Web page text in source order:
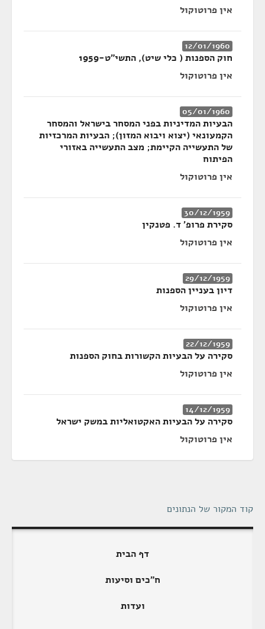
אין פרוטוקול
12/01/1960
חוק הספנות ( כלי שיט), התשי"ט-1959
אין פרוטוקול
05/01/1960
הבעיות המדיניות בפני המסחר בישראל והמסחר
הקמעונאי (יצוא ויבוא המזון); הבעיות המרכזיות
של התעשייה הקיימת; מצב התעשייה באזורי
הפיתוח
אין פרוטוקול
30/12/1959
סקירת פרופ' ד. פטנקין
אין פרוטוקול
29/12/1959
דיון בעניין הספנות
אין פרוטוקול
22/12/1959
סקירה על הבעיות הקשורות בחוק הספנות
אין פרוטוקול
14/12/1959
סקירה על הבעיות האקטואליות במשק ישראל
אין פרוטוקול
קוד המקור של הנתונים
דף הבית
ח"כים וסיעות
ועדות